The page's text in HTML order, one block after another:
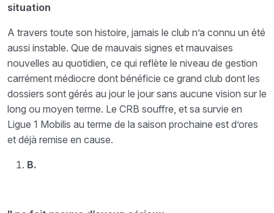
situation
A travers toute son histoire, jamais le club n’a connu un été
aussi instable. Que de mauvais signes et mauvaises
nouvelles au quotidien, ce qui reflète le niveau de gestion
carrément médiocre dont bénéficie ce grand club dont les
dossiers sont gérés au jour le jour sans aucune vision sur le
long ou moyen terme. Le CRB souffre, et sa survie en
Ligue 1 Mobilis au terme de la saison prochaine est d’ores
et déjà remise en cause.
B.